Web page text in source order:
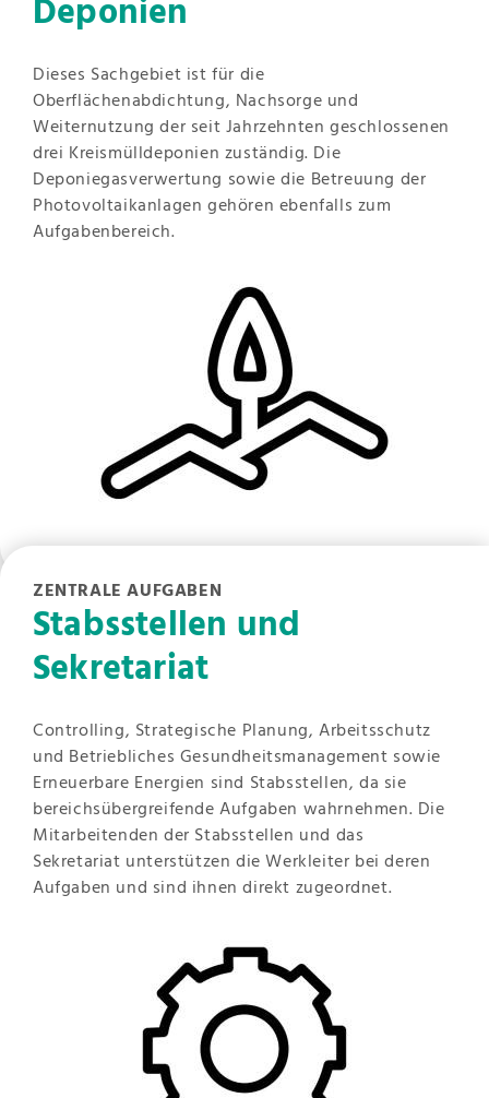
Deponien
Dieses Sachgebiet ist für die
Oberflächenabdichtung, Nachsorge und
Weiternutzung der seit Jahrzehnten geschlossenen
drei Kreismülldeponien zuständig. Die
Deponiegasverwertung sowie die Betreuung der
Photovoltaikanlagen gehören ebenfalls zum
Aufgabenbereich.
ZENTRALE AUFGABEN
Stabsstellen und
Sekretariat
Controlling, Strategische Planung, Arbeitsschutz
und Betriebliches Gesundheitsmanagement sowie
Erneuerbare Energien sind Stabsstellen, da sie
bereichsübergreifende Aufgaben wahrnehmen. Die
Mitarbeitenden der Stabsstellen und das
Sekretariat unterstützen die Werkleiter bei deren
Aufgaben und sind ihnen direkt zugeordnet.